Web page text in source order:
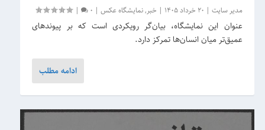
مدیر سایت | 20 خرداد 1405 | خبر,نمایشگاه عکس |
0
|
عنوان این نمایشگاه، بیان‌گر رویکردی است که بر پیوندهای
عمیق‌تر میان انسان‌ها تمرکز دارد.
ادامه مطلب